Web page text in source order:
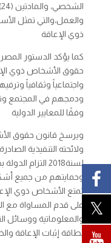
والعمل،والتي تمثل
ذوي الإعاقة
حقوق الأشخاص ذوي
واجتماعياً وثقافياً
ودمجهم في المجتمع
وفقًا للمعايير الدولية
لسنة2018
تمتع الأشخاص ذوي
على قدم المساواة مع
بطاقة إثبات الإعاقة